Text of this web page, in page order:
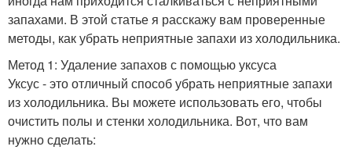
запахами. В этой статье я расскажу вам проверенные
методы, как убрать неприятные запахи из холодильника.
Метод 1: Удаление запахов с помощью уксуса
Уксус - это отличный способ убрать неприятные запахи
из холодильника. Вы можете использовать его, чтобы
очистить полы и стенки холодильника. Вот, что вам
нужно сделать: